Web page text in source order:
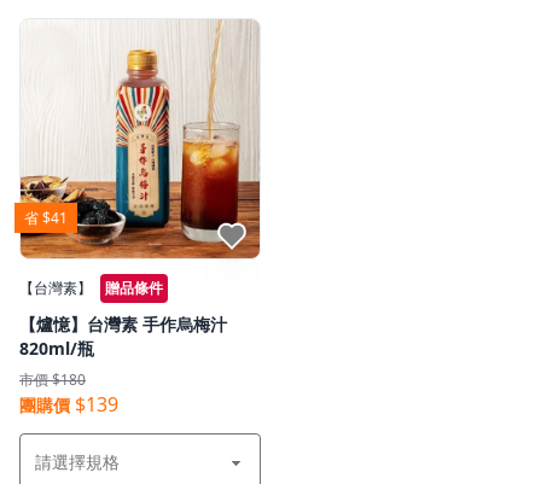
省 $41
點我收藏
【台灣素】 贈品條件
【爐憶】台灣素 手作烏梅汁
820ml/瓶
市價 $180
團購價 $139